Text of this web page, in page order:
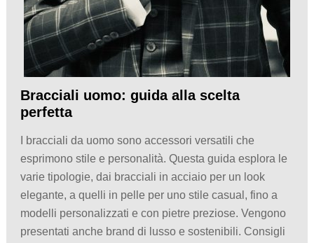
Bracciali uomo: guida alla scelta
perfetta
I bracciali da uomo sono accessori versatili che
esprimono stile e personalità. Questa guida esplora le
varie tipologie, dai bracciali in acciaio per un look
elegante, a quelli in pelle per uno stile casual, fino a
modelli personalizzati e con pietre preziose. Vengono
presentati anche brand di lusso e sostenibili. Consigli